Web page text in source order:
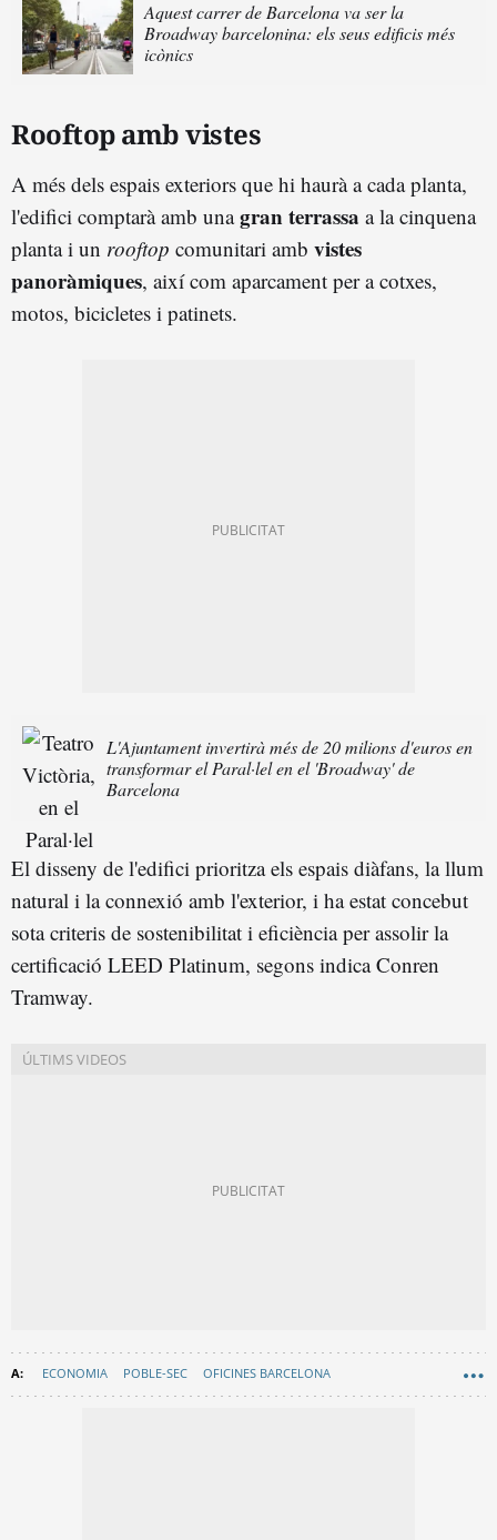
Aquest carrer de Barcelona va ser la
Broadway barcelonina: els seus edificis més
icònics
Rooftop amb vistes
A més dels espais exteriors que hi haurà a cada planta,
l'edifici comptarà amb unagran terrassa a la cinquena
planta i un rooftop comunitari amb vistes
panoràmiques, així com aparcament per a cotxes,
motos, bicicletes i patinets.
L'Ajuntament invertirà més de 20 milions d'euros en
transformar el Paral·lel en el 'Broadway' de
Barcelona
El disseny de l'edifici prioritza els espais diàfans, la llum
natural i la connexió amb l'exterior, i ha estat concebut
sota criteris de sostenibilitat i eficiència per assolir la
certificació LEED Platinum, segons indica Conren
Tramway.
ECONOMIA POBLE-SEC OFICINES BARCELONA